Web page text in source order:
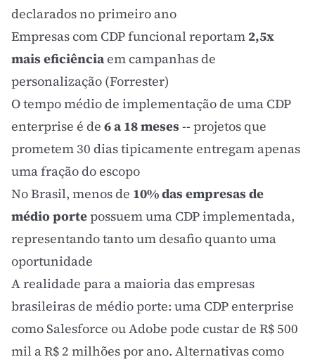
declarados no primeiro ano
Empresas com CDP funcional reportam 2,5x
mais eficiênciaem campanhas de
personalização (Forrester)
O tempo médio de implementação de uma CDP
enterprise é de 6 a 18 meses -- projetos que
prometem 30 dias tipicamente entregam apenas
uma fração do escopo
No Brasil, menos de 10% das empresas de
médio portepossuem uma CDP implementada,
representando tanto um desafio quanto uma
oportunidade
A realidade para a maioria das empresas
brasileiras de médio porte: uma CDP enterprise
como Salesforce ou Adobe pode custar de R$ 500
mil a R$ 2 milhões por ano. Alternativas como